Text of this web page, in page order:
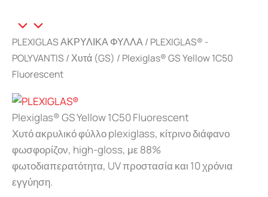
PLEXIGLAS ΑΚΡΥΛΙΚΑ ΦΥΛΛΑ/ PLEXIGLAS® -
POLYVANTIS /Χυτά (GS) / Plexiglas® GS Yellow 1C50
Fluorescent
Plexiglas® GS Yellow 1C50 Fluorescent
Χυτό ακρυλικό φύλλο plexiglass, κίτρινο διάφανο
φωσφορίζον, high-gloss, με 88%
φωτοδιαπερατότητα, UV προστασία και 10 χρόνια
εγγύηση.